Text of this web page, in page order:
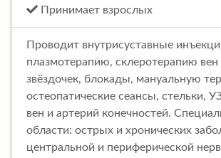
Принимает взрослых
Проводит внутрисуставные
плазмотерапию, склеротерапию вен
звёздочек, блокады, мануальную
остеопатические сеансы, стельки,
вен и артерий конечностей.
области: острых и хронических
центральной и периферической